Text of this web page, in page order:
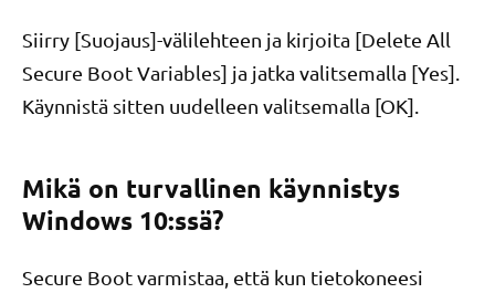
Siirry [Suojaus]-välilehteen ja kirjoita [Delete All
Secure Boot Variables] ja jatka valitsemalla [Yes].
Käynnistä sitten uudelleen valitsemalla [OK].
Mikä on turvallinen käynnistys
Windows 10:ssä?
Secure Boot varmistaa, että kun tietokoneesi